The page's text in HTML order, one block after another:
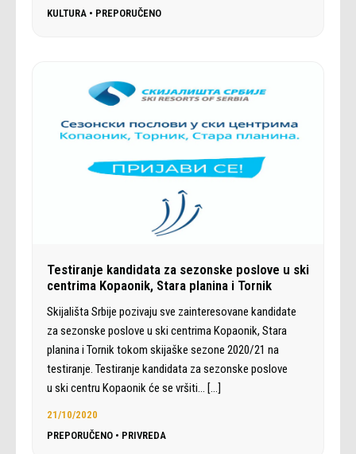
KULTURA • PREPORUČENO
Testiranje kandidata za sezonske poslove u ski
centrima Kopaonik, Stara planina i Tornik
Skijališta Srbije pozivaju sve zainteresovane kandidate
za sezonske poslove u ski centrima Kopaonik, Stara
planina i Tornik tokom skijaške sezone 2020/21 na
testiranje. Testiranje kandidata za sezonske poslove
u ski centru Kopaonik će se vršiti… […]
21/10/2020
PREPORUČENO • PRIVREDA